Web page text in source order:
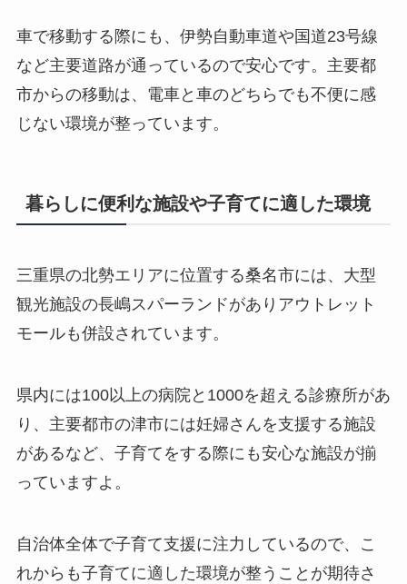
車で移動する際にも、伊勢自動車道や国道23号線
など主要道路が通っているので安心です。主要都
市からの移動は、電車と車のどちらでも不便に感
じない環境が整っています。
暮らしに便利な施設や子育てに適した環境
三重県の北勢エリアに位置する桑名市には、大型
観光施設の長嶋スパーランドがありアウトレット
モールも併設されています。
県内には100以上の病院と1000を超える診療所があ
り、主要都市の津市には妊婦さんを支援する施設
があるなど、子育てをする際にも安心な施設が揃
っていますよ。
自治体全体で子育て支援に注力しているので、こ
れからも子育てに適した環境が整うことが期待さ